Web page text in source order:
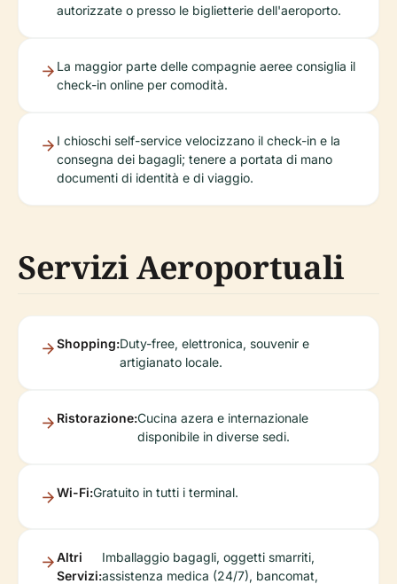
autorizzate o presso le biglietterie dell'aeroporto.
La maggior parte delle compagnie aeree consiglia il
check-in online per comodità.
I chioschi self-service velocizzano il check-in e la
consegna dei bagagli; tenere a portata di mano
documenti di identità e di viaggio.
Servizi Aeroportuali
Shopping:Duty-free, elettronica, souvenir e
artigianato locale.
Ristorazione:Cucina azera e internazionale
disponibile in diverse sedi.
Wi-Fi:Gratuito in tutti i terminal.
Altri
Servizi:
Imballaggio bagagli, oggetti smarriti,
assistenza medica (24/7), bancomat,